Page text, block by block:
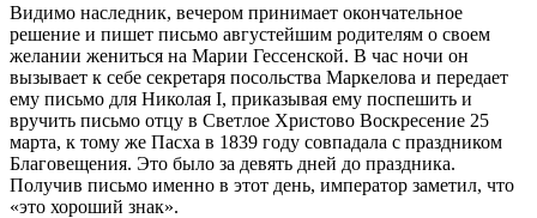
Видимо наследник, вечером принимает окончательное
решение и пишет письмо августейшим родителям о своем
желании жениться на Марии Гессенской. В час ночи он
вызывает к себе секретаря посольства Маркелова и передает
ему письмо для Николая I, приказывая ему поспешить и
вручить письмо отцу в Светлое Христово Воскресение 25
марта, к тому же Пасха в 1839 году совпадала с праздником
Благовещения. Это было за девять дней до праздника.
Получив письмо именно в этот день, император заметил, что
«это хороший знак».